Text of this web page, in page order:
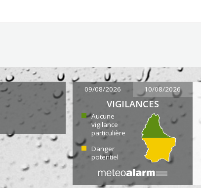
09/08/2026 10/08/2026
VIGILANCES
Aucune
vigilance
particulière
Danger
potentiel